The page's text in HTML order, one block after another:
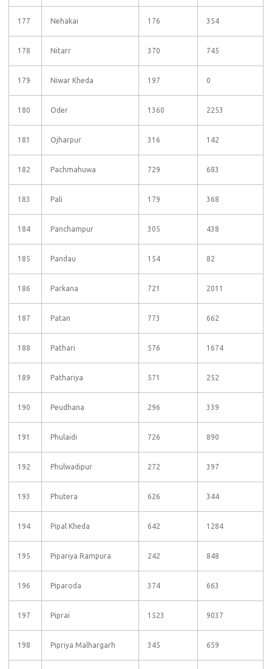
177 Nehakai 176 354
178 Nitarr 370 745
179 Niwar Kheda 197 0
180 Oder 1360 2253
181 Ojharpur 316 142
182 Pachmahuwa 729 683
183 Pali 179 368
184 Panchampur 305 438
185 Pandau 154 82
186 Parkana 721 2011
187 Patan 773 662
188 Pathari 576 1674
189 Pathariya 571 252
190 Peudhana 296 339
191 Phulaidi 726 890
192 Phulwadipur 272 397
193 Phutera 626 344
194 Pipal Kheda 642 1284
195 Pipariya Rampura 242 848
196 Piparoda 374 663
197 Piprai 1523 9037
198 Pipriya Malhargarh 345 659